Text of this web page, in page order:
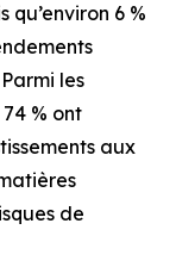
qu’environ 6 %
les
% ont
aux
de